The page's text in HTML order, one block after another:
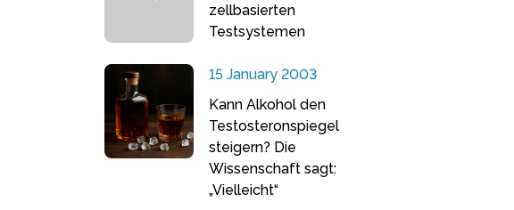
zellbasierten
Testsystemen
15 January 2003
Kann Alkohol den
Testosteronspiegel
steigern? Die
Wissenschaft sagt:
„Vielleicht“